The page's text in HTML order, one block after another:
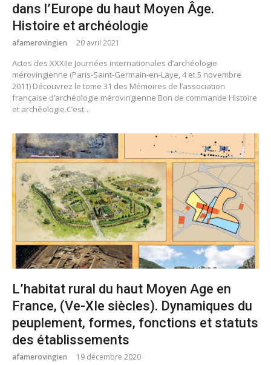
dans l’Europe du haut Moyen Âge.
Histoire et archéologie
afamerovingien 20 avril 2021
Actes des XXXIIe Journées internationales d’archéologie
mérovingienne (Paris-Saint-Germain-en-Laye, 4 et 5 novembre
2011) Découvrez le tome 31 des Mémoires de l’association
française d’archéologie mérovingienne Bon de commande Histoire
et archéologie.C’est…
L’habitat rural du haut Moyen Age en
France, (Ve-XIe siècles). Dynamiques du
peuplement, formes, fonctions et statuts
des établissements
afamerovingien 19 décembre 2020